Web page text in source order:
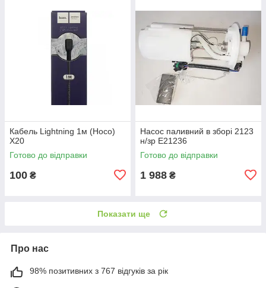
Кабель Lightning 1м (Hoco)
X20
Готово до відправки
100 ₴
Насос паливний в зборі 2123
н/зр E21236
Готово до відправки
1 988 ₴
Показати ще
Про нас
98% позитивних з 767 відгуків за рік